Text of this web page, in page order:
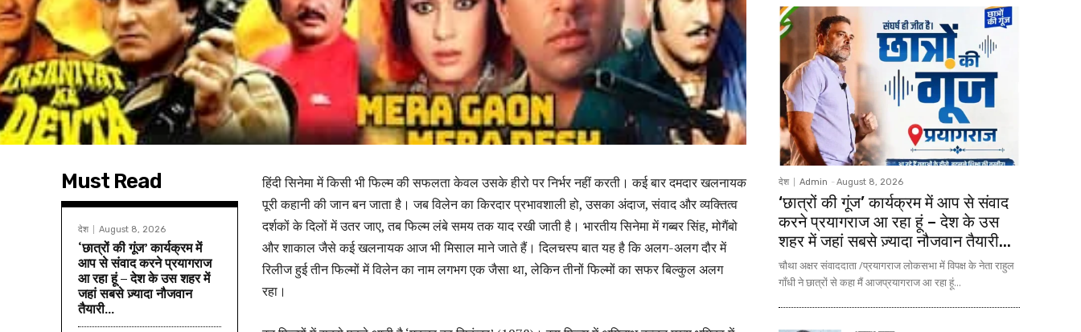
Must Read
देश August 8, 2026
‘छात्रों की गूंज’ कार्यक्रम में
आप से संवाद करने प्रयागराज
आ रहा हूं – देश के उस शहर में
जहां सबसे ज़्यादा नौजवान
तैयारी...
हिंदी सिनेमा में किसी भी फिल्म की सफलता केवल उसके हीरो पर निर्भर नहीं करती। कई बार दमदार खलनायक
पूरी कहानी की जान बन जाता है। जब विलेन का किरदार प्रभावशाली हो, उसका अंदाज, संवाद और व्यक्तित्व
दर्शकों के दिलों में उतर जाए, तब फिल्म लंबे समय तक याद रखी जाती है। भारतीय सिनेमा में गब्बर सिंह, मोगैंबो
और शाकाल जैसे कई खलनायक आज भी मिसाल माने जाते हैं। दिलचस्प बात यह है कि अलग-अलग दौर में
रिलीज हुई तीन फिल्मों में विलेन का नाम लगभग एक जैसा था, लेकिन तीनों फिल्मों का सफर बिल्कुल अलग
रहा।
देश Admin - August 8, 2026
‘छात्रों की गूंज’ कार्यक्रम में आप से संवाद
करने प्रयागराज आ रहा हूं – देश के उस
शहर में जहां सबसे ज़्यादा नौजवान तैयारी...
चौथा अक्षर संवाददाता /प्रयागराज लोकसभा में विपक्ष के नेता राहुल
गाँधी ने छात्रों से कहा मैं आजप्रयागराज आ रहा हूं...